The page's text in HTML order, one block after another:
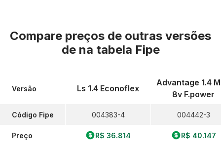
Compare preços de outras versões
de na tabela Fipe
Versão
Código Fipe
Preço
Ls 1.4 Econoflex
004383-4
R$ 36.814
Advantage 1.4
8v F.power
004442-3
R$ 40.147